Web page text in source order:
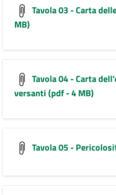
Tavola 03 - Carta
MB)
Tavola 04 - Carta
versanti (pdf - 4 MB)
Tavola 05 -